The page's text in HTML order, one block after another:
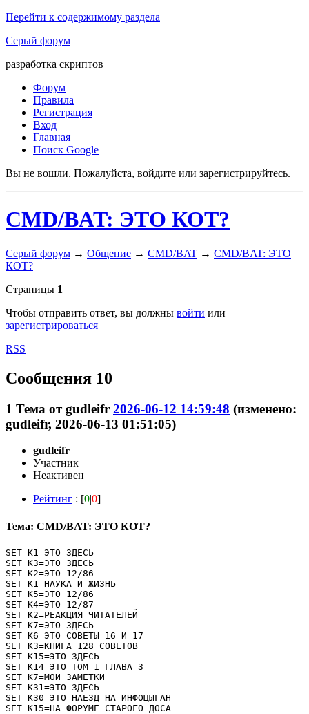
Перейти к содержимому раздела
Серый форум
разработка скриптов
Форум
Правила
Регистрация
Вход
Главная
Поиск Google
Вы не вошли. Пожалуйста, войдите или зарегистрируйтесь.
CMD/BAT: ЭТО КОТ?
Серый форум → Общение → CMD/BAT → CMD/BAT: ЭТО
КОТ?
Страницы 1
Чтобы отправить ответ, вы должны войти или
зарегистрироваться
RSS
Сообщения 10
1 Тема отgudleifr 2026-06-12 14:59:48 (изменено:
gudleifr, 2026-06-13 01:51:05)
gudleifr
Участник
Неактивен
Рейтинг : [0|0]
Тема: CMD/BAT: ЭТО КОТ?
SET K1=ЭТО ЗДЕСЬ
SET K3=ЭТО ЗДЕСЬ
SET K2=ЭТО 12/86
SET K1=НАУКА И ЖИЗНЬ
SET K5=ЭТО 12/86
SET K4=ЭТО 12/87
SET K2=РЕАКЦИЯ ЧИТАТЕЛЕЙ
SET K7=ЭТО ЗДЕСЬ
SET K6=ЭТО СОВЕТЫ 16 И 17
SET K3=КНИГА 128 СОВЕТОВ
SET K15=ЭТО ЗДЕСЬ
SET K14=ЭТО ТОМ 1 ГЛАВА 3
SET K7=МОИ ЗАМЕТКИ
SET K31=ЭТО ЗДЕСЬ
SET K30=ЭТО НАЕЗД НА ИНФОЦЫГАН
SET K15=НА ФОРУМЕ СТАРОГО ДОСА